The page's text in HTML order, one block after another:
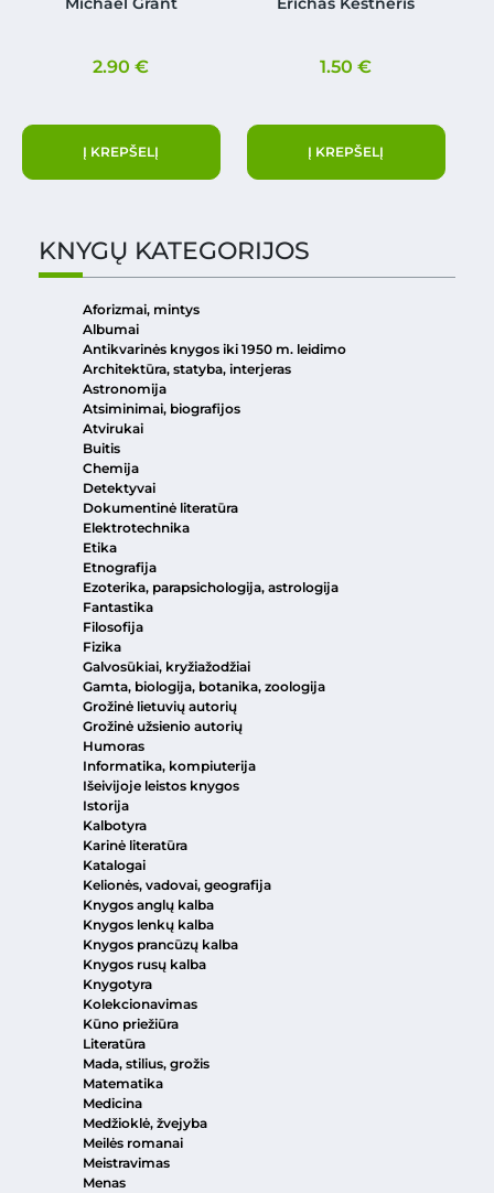
2.90€
Į KREPŠELĮ
1.50€
Į KREPŠELĮ
KNYGŲ KATEGORIJOS
Aforizmai, mintys
Albumai
Antikvarinės knygos iki 1950 m. leidimo
Architektūra, statyba, interjeras
Astronomija
Atsiminimai, biografijos
Atvirukai
Buitis
Chemija
Detektyvai
Dokumentinė literatūra
Elektrotechnika
Etika
Etnografija
Ezoterika, parapsichologija, astrologija
Fantastika
Filosofija
Fizika
Galvosūkiai, kryžiažodžiai
Gamta, biologija, botanika, zoologija
Grožinė lietuvių autorių
Grožinė užsienio autorių
Humoras
Informatika, kompiuterija
Išeivijoje leistos knygos
Istorija
Kalbotyra
Karinė literatūra
Katalogai
Kelionės, vadovai, geografija
Knygos anglų kalba
Knygos lenkų kalba
Knygos prancūzų kalba
Knygos rusų kalba
Knygotyra
Kolekcionavimas
Kūno priežiūra
Literatūra
Mada, stilius, grožis
Matematika
Medicina
Medžioklė, žvejyba
Meilės romanai
Meistravimas
Menas